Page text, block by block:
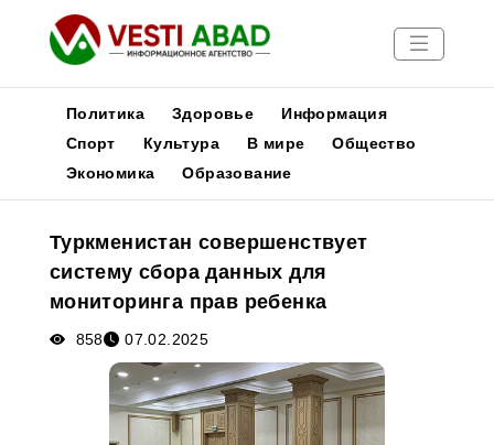
Новости
Медиа
Афиша
Политика Здоровье
Информация
Спорт
Культура В мире
Общество
Экономика
Образование
Туркменистан совершенствует
систему сбора данных для
мониторинга прав ребенка
858 07.02.2025